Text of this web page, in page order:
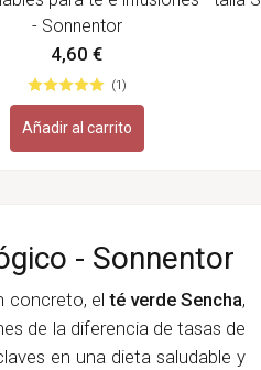
- Sonnentor
4,60 €
(1)
Añadir al carrito
- Sonnentor
concreto, el té verde Sencha,
de la diferencia de tasas de
en una dieta saludable y